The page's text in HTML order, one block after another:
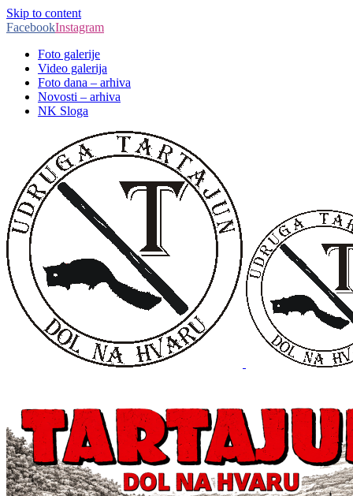
Skip to content
FacebookInstagram
Foto galerije
Video galerija
Foto dana – arhiva
Novosti – arhiva
NK Sloga